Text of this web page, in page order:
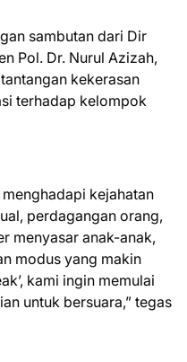
sambutan dari Dir
Pol. Dr. Nurul Azizah,
kekerasan
terhadap kelompok
kejahatan
perdagangan orang,
menyasar anak-anak,
modus yang makin
kami ingin memulai
untuk bersuara,” tegas